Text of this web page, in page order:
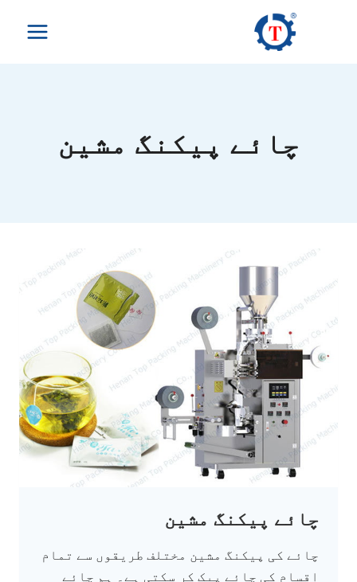
چائے پیکنگ مشین
چائے پیکنگ مشین
چائے کی پیکنگ مشین مختلف طریقوں سے تمام
اقسام کی چائے پیک کر سکتی ہے۔ ہم چائے